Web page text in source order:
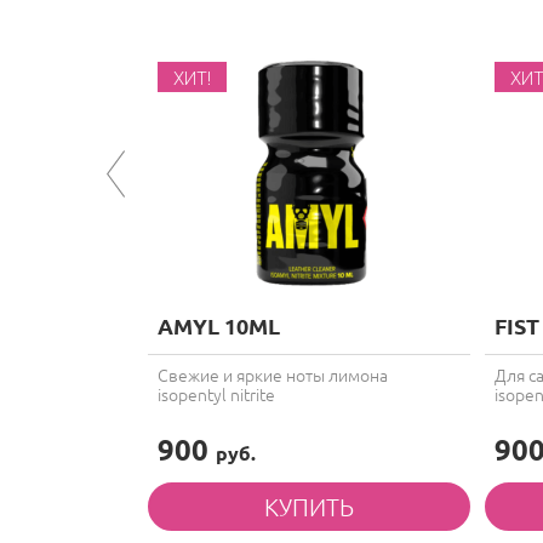
ХИТ!
AMYL 10ML
Свежие и яркие ноты лимона
isopentyl nitrite
900 руб.
Для